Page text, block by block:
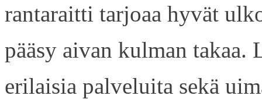
rantaraitti tarjoaa hyvät
pääsy aivan kulman
erilaisia palveluita sekä